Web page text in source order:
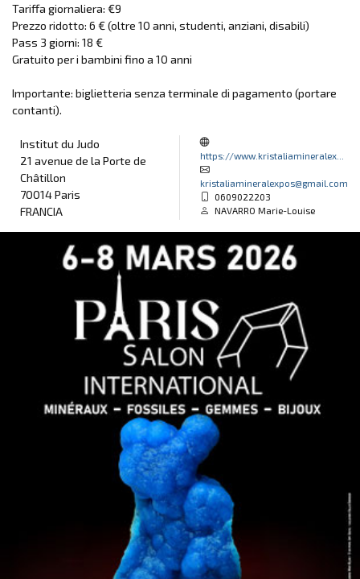
Tariffa giornaliera: €9
Prezzo ridotto: 6 € (oltre 10 anni, studenti, anziani, disabili)
Pass 3 giorni: 18 €
Gratuito per i bambini fino a 10 anni
Importante: biglietteria senza terminale di pagamento (portare
contanti).
Institut du Judo
21 avenue de la Porte de
Châtillon
70014 Paris
FRANCIA
https://www.kristaliamineralex...
kristaliamineralexpos@gmail.com
0609022203
NAVARRO Marie-Louise